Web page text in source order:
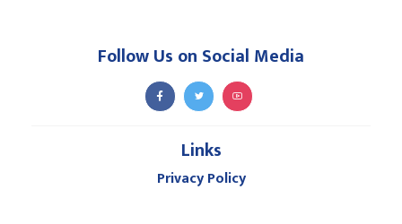
आज विश्व जनसंख्या दिवस : जनसंख्या व्यवस्थापन र दिगो विकासमा जोड
स्पेन सेमिफाइनलमा, बेल्जियमलाई २–१ ले पराजित
झापाको कजुवे–रातेखालमा तत्काल पुल बनाउन सांसद इन्दिरा राना
Follow Us on Social Media
Links
Privacy Policy